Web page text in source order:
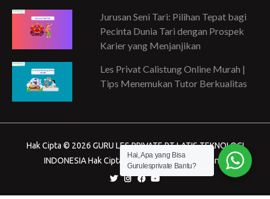
Jurusan Seni Tari: Pilihan Tepat bagi
Pecinta Dunia Tari dengan Prospek
Karier yang Menjanjikan
Les Privat Calistung Online Murah |
Tips Menemukan Tutor Berkualitas
Hak Cipta © 2026 GURU LES PRIVATE PT LATIS TEKNOLOGI
INDONESIA Hak Cipta dilindungi Undang-Undang.
Hai, Apa yang Bisa
Gurulesprivate Bantu?